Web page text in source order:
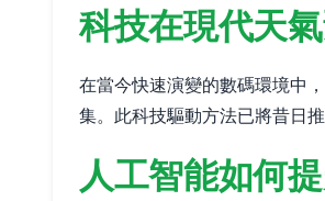
科技在現代天
在當今快速演變的數碼環境中
集。此科技驅動方法已將昔日
人工智能如何